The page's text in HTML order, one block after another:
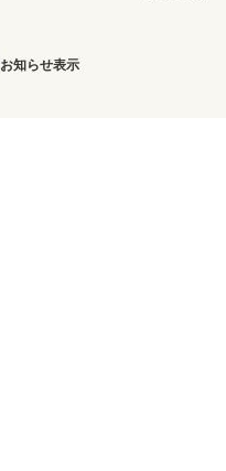
お知らせ表示